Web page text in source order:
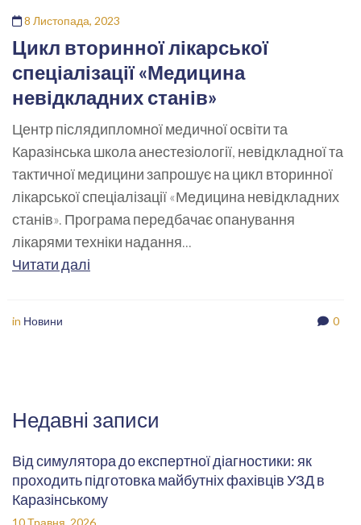
8 Листопада, 2023
Цикл вторинної лікарської
спеціалізації «Медицина
невідкладних станів»
Центр післядипломної медичної освіти та
Каразінська школа анестезіології, невідкладної та
тактичної медицини запрошує на цикл вторинної
лікарської спеціалізації «Медицина невідкладних
станів». Програма передбачає опанування
лікарями техніки надання...
Читати далі
in Новини 0
Недавні записи
Від симулятора до експертної діагностики: як
проходить підготовка майбутніх фахівців УЗД в
Каразінському
10 Травня, 2026